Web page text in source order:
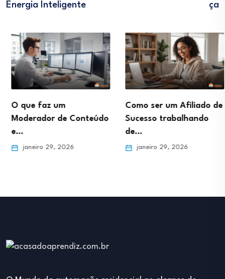
Energia Inteligente
Ça
O que faz um
Moderador de Conteúdo
e…
janeiro 29, 2026
Como ser um Afiliado de
Sucesso trabalhando
de…
janeiro 29, 2026